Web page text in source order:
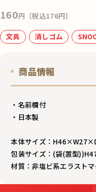
160円（税込176円）
文具 消しゴム
商品情報
・名前欄付
・日本製
本体サイズ：
包装サイズ：(袋(置型
材質：非塩ビ系エラスト